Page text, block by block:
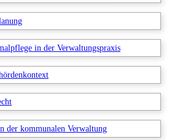
in der Verwaltungspraxis
der kommunalen Verwaltung